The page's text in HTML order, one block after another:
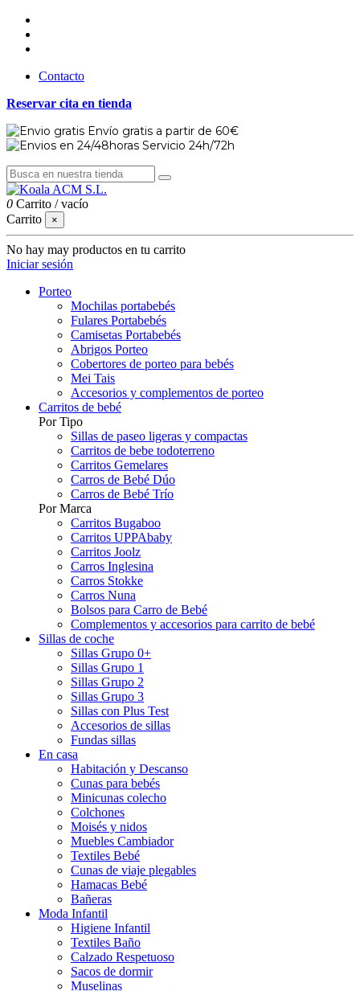
Contacto
Reservar cita en tienda
Envío gratis a partir de 60€
Servicio 24h/72h
0 Carrito /vacío
Carrito
×
No hay may productos en tu carrito
Iniciar sesión
Porteo
Mochilas portabebés
Fulares Portabebés
Camisetas Portabebés
Abrigos Porteo
Cobertores de porteo para bebés
Mei Tais
Accesorios y complementos de porteo
Carritos de bebé
Por Tipo
Sillas de paseo ligeras y compactas
Carritos de bebe todoterreno
Carritos Gemelares
Carros de Bebé Dúo
Carros de Bebé Trío
Por Marca
Carritos Bugaboo
Carritos UPPAbaby
Carritos Joolz
Carros Inglesina
Carros Stokke
Carros Nuna
Bolsos para Carro de Bebé
Complementos y accesorios para carrito de bebé
Sillas de coche
Sillas Grupo 0+
Sillas Grupo 1
Sillas Grupo 2
Sillas Grupo 3
Sillas con Plus Test
Accesorios de sillas
Fundas sillas
En casa
Habitación y Descanso
Cunas para bebés
Minicunas colecho
Colchones
Moisés y nidos
Muebles Cambiador
Textiles Bebé
Cunas de viaje plegables
Hamacas Bebé
Bañeras
Moda Infantil
Higiene Infantil
Textiles Baño
Calzado Respetuoso
Sacos de dormir
Muselinas